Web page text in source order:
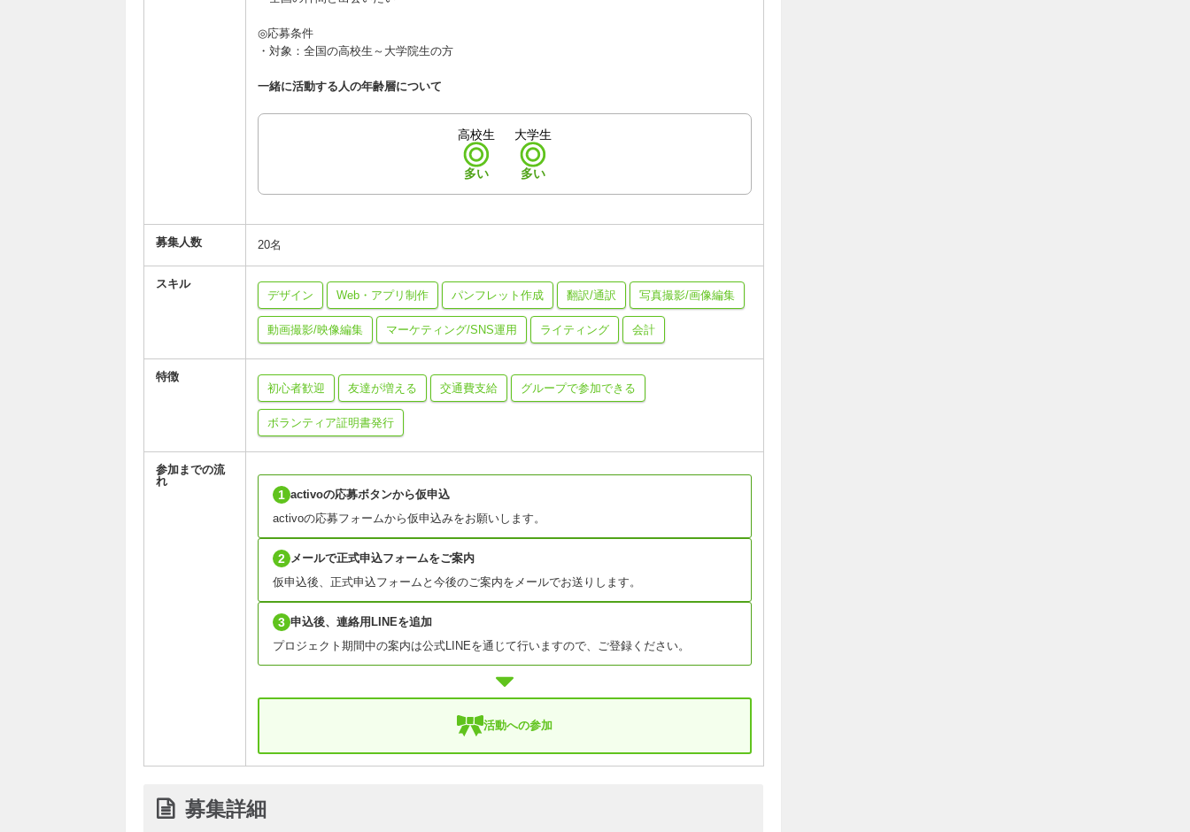
◎応募条件
・対象：全国の高校生～大学院生の方
一緒に活動する人の年齢層について
高校生
多い
大学生
多い
募集人数 20名
スキル
デザイン
Web・アプリ制作 パンフレット作成 翻訳/通訳 写真撮影/画像編集
動画撮影/映像編集 マーケティング/SNS運用 ライティング 会計
特徴
初心者歓迎
友達が増える 交通費支給 グループで参加できる
ボランティア証明書発行
参加までの流
れ
1 activoの応募ボタンから仮申込
activoの応募フォームから仮申込みをお願いします。
2 メールで正式申込フォームをご案内
仮申込後、正式申込フォームと今後のご案内をメールでお送りします。
3 申込後、連絡用LINEを追加
プロジェクト期間中の案内は公式LINEを通じて行いますので、ご登録ください。
活動への参加
募集詳細